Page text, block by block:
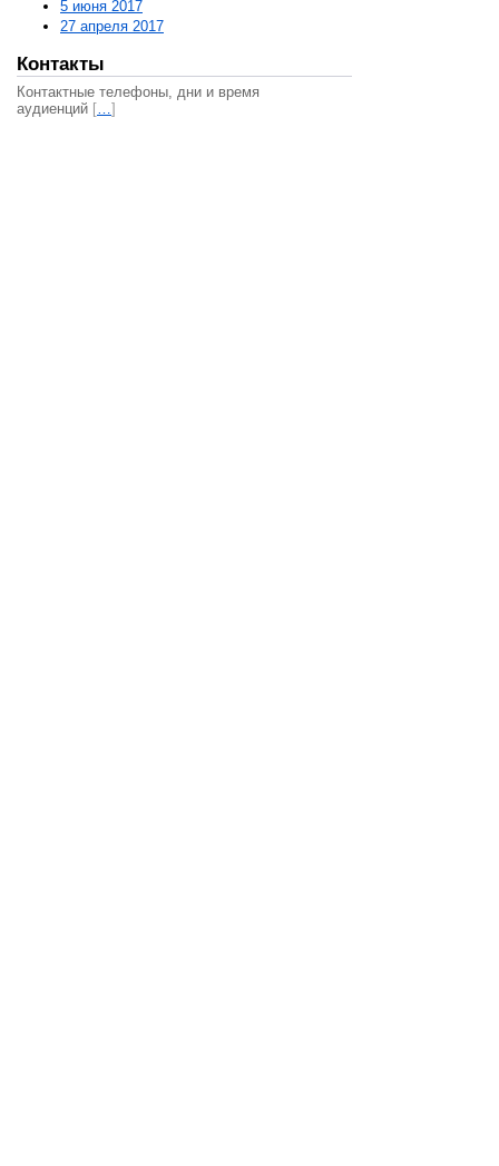
5 июня 2017
27 апреля 2017
Контакты
Контактные телефоны, дни и время
аудиенций […]